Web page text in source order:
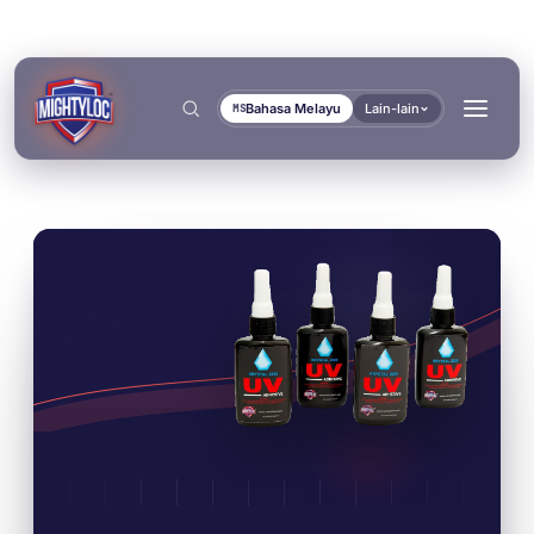
MSBahasa Melayu Lain-lain
→
Cari